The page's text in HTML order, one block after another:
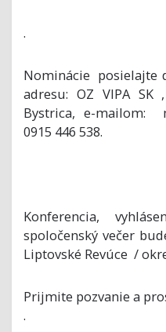
.
Nominácie posielajte
adresu: OZ VIPA SK
Bystrica, e-mailom:
0915 446 538.
Konferencia,
spoločenský večer
Liptovské Revúce /
Prijmite pozvanie a
.